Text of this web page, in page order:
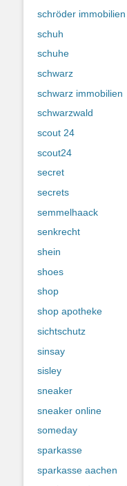
schröder immobilien
schuh
schuhe
schwarz
schwarz immobilien
schwarzwald
scout 24
scout24
secret
secrets
semmelhaack
senkrecht
shein
shoes
shop
shop apotheke
sichtschutz
sinsay
sisley
sneaker
sneaker online
someday
sparkasse
sparkasse aachen